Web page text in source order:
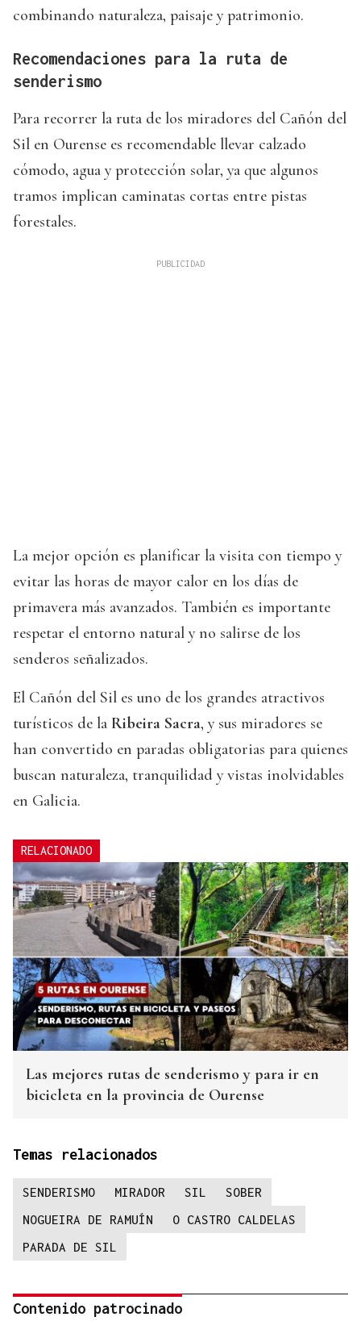
combinando naturaleza, paisaje y patrimonio.
Recomendaciones para la ruta de
senderismo
Para recorrer la ruta de los miradores del Cañón del
Sil en Ourense es recomendable llevar calzado
cómodo, agua y protección solar, ya que algunos
tramos implican caminatas cortas entre pistas
forestales.
La mejor opción es planificar la visita con tiempo y
evitar las horas de mayor calor en los días de
primavera más avanzados. También es importante
respetar el entorno natural y no salirse de los
senderos señalizados.
El Cañón del Sil es uno de los grandes atractivos
turísticos de la Ribeira Sacra, y sus miradores se
han convertido en paradas obligatorias para quienes
buscan naturaleza, tranquilidad y vistas inolvidables
en Galicia.
RELACIONADO
Las mejores rutas de senderismo y para ir en
bicicleta en la provincia de Ourense
Temas relacionados
SENDERISMO MIRADOR SIL
SOBER
NOGUEIRA DE RAMUÍN
O CASTRO CALDELAS
PARADA DE SIL
Contenido patrocinado